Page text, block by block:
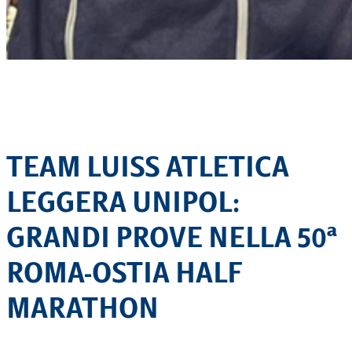
TEAM LUISS ATLETICA
LEGGERA UNIPOL:
GRANDI PROVE NELLA 50ª
ROMA-OSTIA HALF
MARATHON